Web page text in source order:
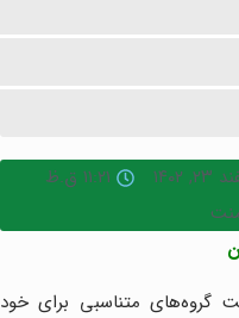
۱۴۰۲
۱۱:۲۱ ق.ظ
گروه‌های متناسبی برای خود